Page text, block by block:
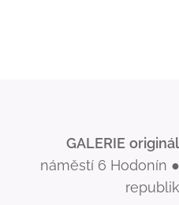
GALERIE
náměstí 6 Hodonín